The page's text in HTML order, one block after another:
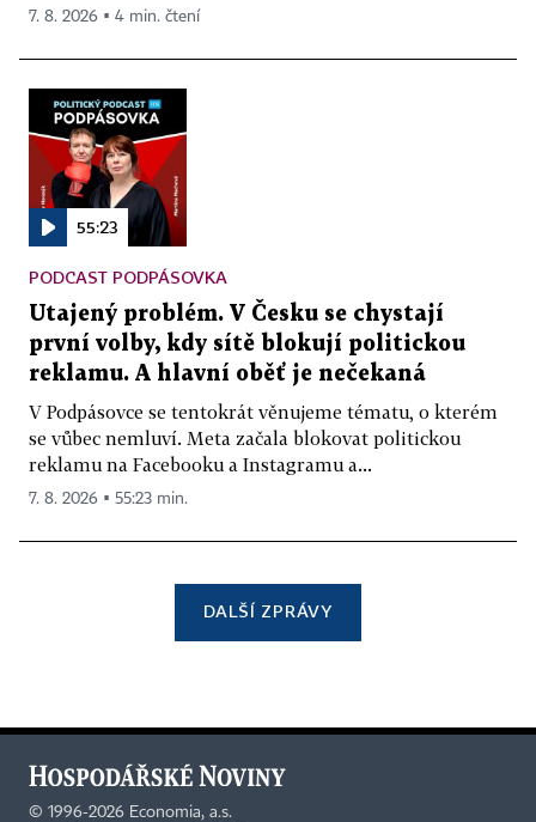
7. 8. 2026 ▪ 4 min. čtení
55:23
PODCAST PODPÁSOVKA
Utajený problém. V Česku se chystají
první volby, kdy sítě blokují politickou
reklamu. A hlavní oběť je nečekaná
V Podpásovce se tentokrát věnujeme tématu, o kterém
se vůbec nemluví. Meta začala blokovat politickou
reklamu na Facebooku a Instagramu a...
7. 8. 2026 ▪ 55:23 min.
DALŠÍ ZPRÁVY
© 1996-2026 Economia, a.s.